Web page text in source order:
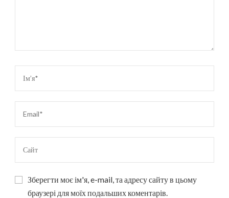
Зберегти моє ім'я, e-mail, та адресу сайту в цьому
браузері для моїх подальших коментарів.